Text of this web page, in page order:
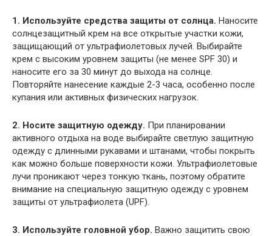
1. Используйте средства защиты от солнца. Наносите
солнцезащитный крем на все открытые участки кожи,
защищающий от ультрафиолетовых лучей. Выбирайте
крем с высоким уровнем защиты (не менее SPF 30) и
наносите его за 30 минут до выхода на солнце.
Повторяйте нанесение каждые 2-3 часа, особенно после
купания или активных физических нагрузок.
2. Носите защитную одежду. При планировании
активного отдыха на воде выбирайте светлую защитную
одежду с длинными рукавами и штанами, чтобы покрыть
как можно больше поверхности кожи. Ультрафиолетовые
лучи проникают через тонкую ткань, поэтому обратите
внимание на специальную защитную одежду с уровнем
защиты от ультрафиолета (UPF).
3. Используйте головной убор. Важно защитить свою